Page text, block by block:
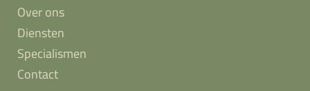
Over ons
Diensten
Specialismen
Contact